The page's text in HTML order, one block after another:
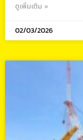
ดูเพิ่มเติม »
02/03/2026